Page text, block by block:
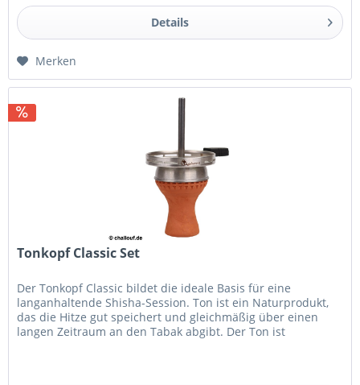
Details
Merken
Tonkopf Classic Set
Der Tonkopf Classic bildet die ideale Basis für eine
langanhaltende Shisha-Session. Ton ist ein Naturprodukt,
das die Hitze gut speichert und gleichmäßig über einen
langen Zeitraum an den Tabak abgibt. Der Ton ist